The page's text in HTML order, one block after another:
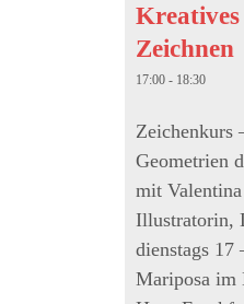
Kreatives
Zeichnen
17:00 - 18:30
Zeichenkurs
Geometrien
mit
Illustratorin,
dienstags 17
Mariposa im